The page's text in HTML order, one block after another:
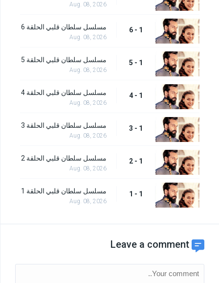
Aug. 08, 2026
1 - 6 مسلسل سلطان قلبي الحلقة 6
Aug. 08, 2026
1 - 5 مسلسل سلطان قلبي الحلقة 5
Aug. 08, 2026
1 - 4 مسلسل سلطان قلبي الحلقة 4
Aug. 08, 2026
1 - 3 مسلسل سلطان قلبي الحلقة 3
Aug. 08, 2026
1 - 2 مسلسل سلطان قلبي الحلقة 2
Aug. 08, 2026
1 - 1 مسلسل سلطان قلبي الحلقة 1
Aug. 08, 2026
Leave a comment